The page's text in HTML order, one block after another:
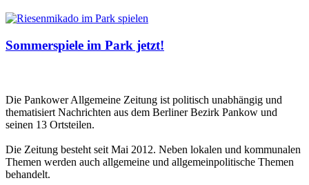
Sommerspiele im Park jetzt!
Die Pankower Allgemeine Zeitung ist politisch unabhängig und
thematisiert Nachrichten aus dem Berliner Bezirk Pankow und
seinen 13 Ortsteilen.
Die Zeitung besteht seit Mai 2012. Neben lokalen und kommunalen
Themen werden auch allgemeine und allgemeinpolitische Themen
behandelt.